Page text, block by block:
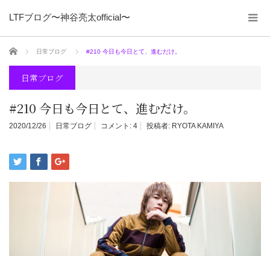
LTFブログ〜神谷亮太official〜
ホーム 日常ブログ #210 今日も今日とて、進むだけ。
日常ブログ
#210 今日も今日とて、進むだけ。
2020/12/26 日常ブログ コメント: 4 投稿者: RYOTA KAMIYA